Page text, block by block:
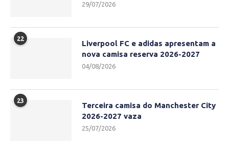
29/07/2026
22
Liverpool FC e adidas apresentam a
nova camisa reserva 2026-2027
04/08/2026
23
Terceira camisa do Manchester City
2026-2027 vaza
25/07/2026